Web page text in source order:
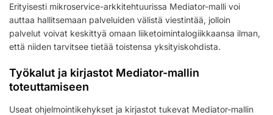
Erityisesti mikroservice-arkkitehtuurissa Mediator-malli voi
auttaa hallitsemaan palveluiden välistä viestintää, jolloin
palvelut voivat keskittyä omaan liiketoimintalogiikkaansa ilman,
että niiden tarvitsee tietää toistensa yksityiskohdista.
Työkalut ja kirjastot Mediator-mallin
toteuttamiseen
Useat ohjelmointikehykset ja kirjastot tukevat Mediator-mallin